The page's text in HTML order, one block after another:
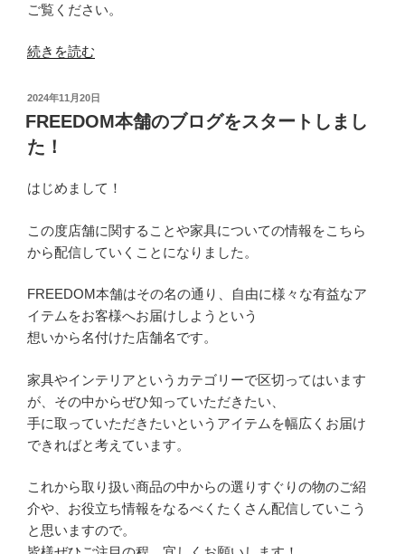
ご覧ください。
“メ
カ
ー
直
送
に
い
て”
続きを読む
投
稿
日:
2024年11月20日
FREEDOM本舗のブログをスタートしまし
た！
はじめまして！
この度店舗に関することや家具についての情報をこちら
から配信していくことになりました。
FREEDOM本舗はその名の通り、自由に様々な有益なア
イテムをお客様へお届けしようという
想いから名付けた店舗名です。
家具やインテリアというカテゴリーで区切ってはいます
が、その中からぜひ知っていただきたい、
手に取っていただきたいというアイテムを幅広くお届け
できればと考えています。
これから取り扱い商品の中からの選りすぐりの物のご紹
介や、お役立ち情報をなるべくたくさん配信していこう
と思いますので。